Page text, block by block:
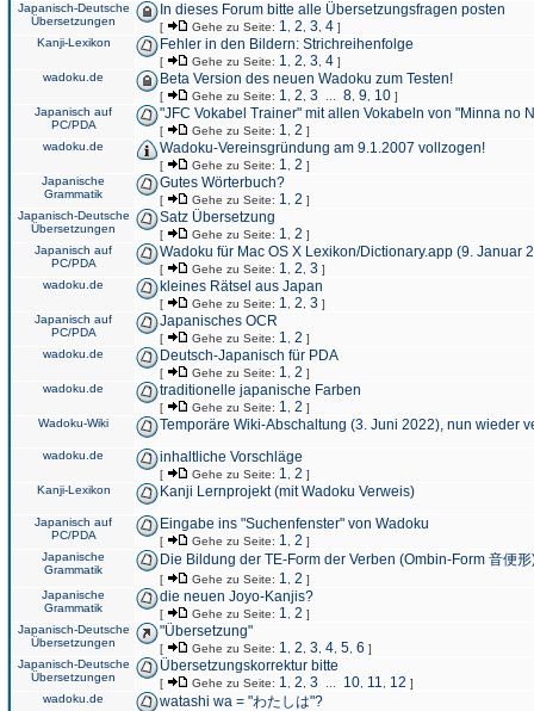
Japanisch-Deutsche
Übersetzungen
In dieses Forum bitte alle Übersetzungsfragen posten
[ Gehe zu Seite: 1 2 3 4 ]
Kanji-Lexikon
Fehler in den Bildern: Strichreihenfolge
[ Gehe zu Seite: 1 2 3 4 ]
wadoku.de
Beta Version des neuen Wadoku zum Testen!
[ Gehe zu Seite: 1 2 3 8 9 10 ]
Japanisch auf
PC/PDA
"JFC Vokabel Trainer" mit allen Vokabeln von "Minna no
[ Gehe zu Seite: 1 2 ]
wadoku.de
Wadoku-Vereinsgründung am 9.1.2007 vollzogen!
[ Gehe zu Seite: 1 2 ]
Japanische
Grammatik
Gutes Wörterbuch?
[ Gehe zu Seite: 1 2 ]
Japanisch-Deutsche
Übersetzungen
Satz Übersetzung
[ Gehe zu Seite: 1 2 ]
Japanisch auf
PC/PDA
Wadoku für Mac OS X Lexikon/Dictionary.app (9. Januar
[ Gehe zu Seite: 1 2 3 ]
wadoku.de
kleines Rätsel aus Japan
[ Gehe zu Seite: 1 2 3 ]
Japanisch auf
PC/PDA
Japanisches OCR
[ Gehe zu Seite: 1 2 ]
wadoku.de
Deutsch-Japanisch für PDA
[ Gehe zu Seite: 1 2 ]
wadoku.de
traditionelle japanische Farben
[ Gehe zu Seite: 1 2 ]
Wadoku-Wiki
Temporäre Wiki-Abschaltung (3. Juni 2022), nun wieder
wadoku.de inhaltliche Vorschläge
[ Gehe zu Seite: 1 2 ]
Kanji-Lexikon
Kanji Lernprojekt (mit Wadoku Verweis)
Japanisch auf
PC/PDA
Eingabe ins "Suchenfenster" von Wadoku
[ Gehe zu Seite: 1 2 ]
Japanische
Grammatik
Die Bildung der TE-Form der Verben (Ombin-Form 音便形
[ Gehe zu Seite: 1 2 ]
Japanische
Grammatik
die neuen Joyo-Kanjis?
[ Gehe zu Seite: 1 2 ]
Japanisch-Deutsche
Übersetzungen
"Übersetzung"
[ Gehe zu Seite: 1 2 3 4 5 6 ]
Japanisch-Deutsche
Übersetzungen
Übersetzungskorrektur bitte
[ Gehe zu Seite: 1 2 3 10 11 12 ]
wadoku.de
watashi wa = "わたしは"?